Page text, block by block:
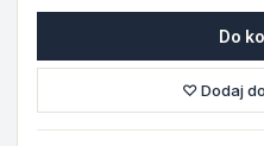
Do
♡ Dodaj